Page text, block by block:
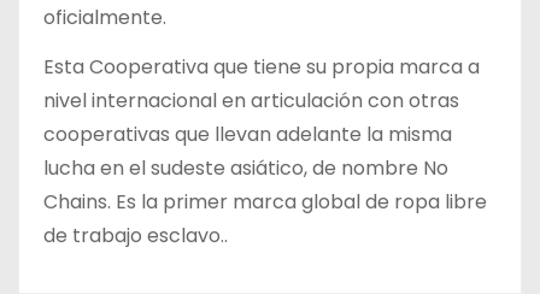
oficialmente.
Esta Cooperativa que tiene su propia marca a
nivel internacional en articulación con otras
cooperativas que llevan adelante la misma
lucha en el sudeste asiático, de nombre No
Chains. Es la primer marca global de ropa libre
de trabajo esclavo..